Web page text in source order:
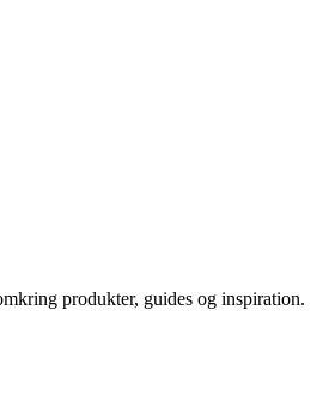
produkter, guides og inspiration.